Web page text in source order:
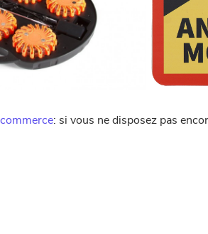
: si vous ne disposez pas